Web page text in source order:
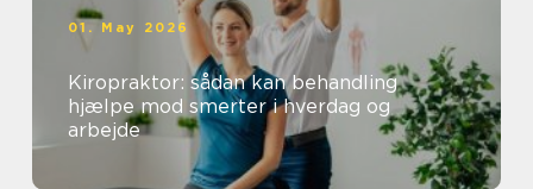
01. May 2026
Kiropraktor: sådan kan behandling
hjælpe mod smerter i hverdag og
arbejde